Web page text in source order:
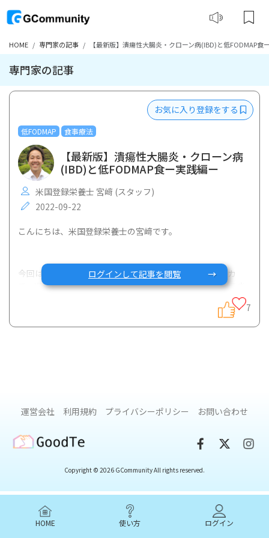
HOME 専門家の記事 【最新版】潰瘍性大腸炎・クローン病(IBD)と低FODMAP食
専門家の記事
低FODMAP 食事療法
お気に入り登録をする
【最新版】潰瘍性大腸炎・クローン病
(IBD)と低FODMAP食ー実践編ー
米国登録栄養士 宮﨑 (スタッフ)
2022-09-22
こんにちは、米国登録栄養士の宮﨑です。
今回は、私が所属していたミシガン大学をはじめアメリカ
で、過敏性腸症候群（IBS）患者さんや、IBS症状を有する炎
症性腸疾患（IBD）患者さんに幅広く処方されている食事療
法, 低フォドマップ（FODMAP）食について、具体的な方法と
https://gcarecommunity.com/article/1014
この記事では実践方法にフォーカスを当てて紹介します。
ーー低FODMAP食を実践する上でのポイントは？
ログインして記事を閲覧
7
HOME 使い方 ログイン
運営会社 利用規約 プライバシーポリシー お問い合わせ
GoodTe
Copyright © 2026 GCommunity All rights reserved.